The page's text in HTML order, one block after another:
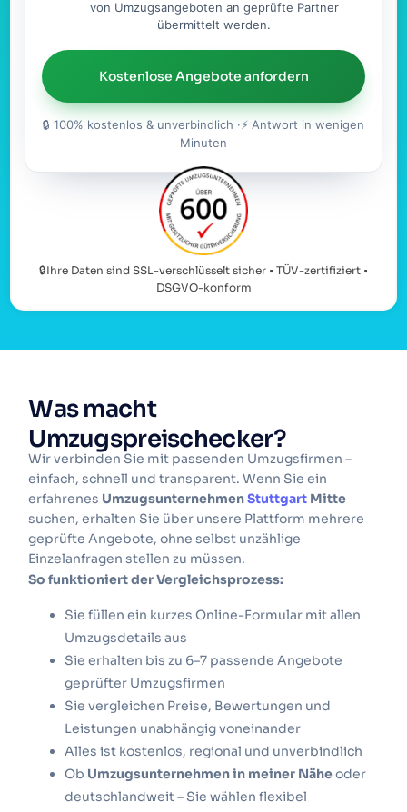
von Umzugsangeboten an geprüfte Partner
übermittelt werden.
Kostenlose Angebote anfordern
🔒 100% kostenlos & unverbindlich ·⚡ Antwort in wenigen
Minuten
🔒Ihre Daten sind SSL-verschlüsselt sicher • TÜV-zertifiziert •
DSGVO-konform
Was macht
Umzugspreischecker?
Wir verbinden Sie mit passenden Umzugsfirmen –
einfach, schnell und transparent. Wenn Sie ein
erfahrenes UmzugsunternehmenStuttgart Mitte
suchen, erhalten Sie über unsere Plattform mehrere
geprüfte Angebote, ohne selbst unzählige
Einzelanfragen stellen zu müssen.
So funktioniert der Vergleichsprozess:
Sie füllen ein kurzes Online-Formular mit allen
Umzugsdetails aus
Sie erhalten bis zu 6–7 passende Angebote
geprüfter Umzugsfirmen
Sie vergleichen Preise, Bewertungen und
Leistungen unabhängig voneinander
Alles ist kostenlos, regional und unverbindlich
Ob Umzugsunternehmen in meiner Näheoder
deutschlandweit – Sie wählen flexibel